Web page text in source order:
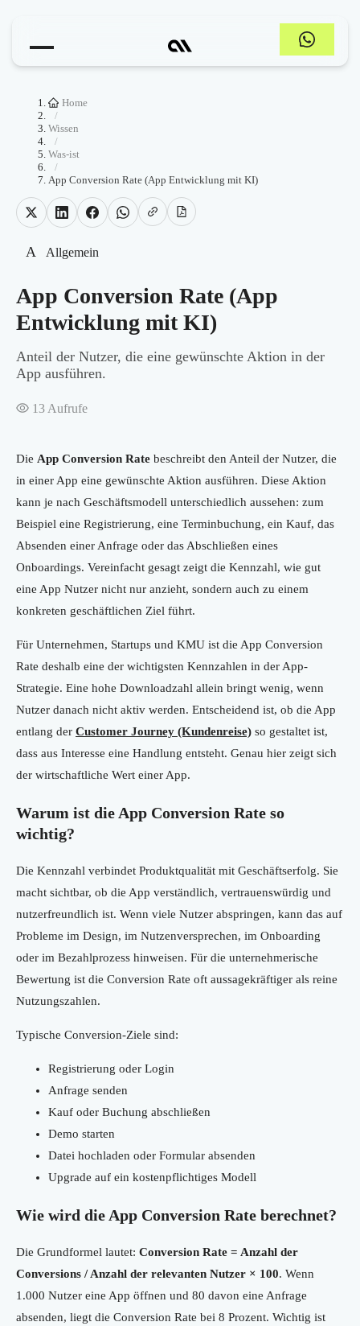
Home
/
Wissen
/
Was-ist
/
App Conversion Rate (App Entwicklung mit KI)
A Allgemein
App Conversion Rate (App
Entwicklung mit KI)
Anteil der Nutzer, die eine gewünschte Aktion in der
App ausführen.
13 Aufrufe
Die App Conversion Rate beschreibt den Anteil der Nutzer, die
in einer App eine gewünschte Aktion ausführen. Diese Aktion
kann je nach Geschäftsmodell unterschiedlich aussehen: zum
Beispiel eine Registrierung, eine Terminbuchung, ein Kauf, das
Absenden einer Anfrage oder das Abschließen eines
Onboardings. Vereinfacht gesagt zeigt die Kennzahl, wie gut
eine App Nutzer nicht nur anzieht, sondern auch zu einem
konkreten geschäftlichen Ziel führt.
Für Unternehmen, Startups und KMU ist die App Conversion
Rate deshalb eine der wichtigsten Kennzahlen in der App-
Strategie. Eine hohe Downloadzahl allein bringt wenig, wenn
Nutzer danach nicht aktiv werden. Entscheidend ist, ob die App
entlang der Customer Journey (Kundenreise) so gestaltet ist,
dass aus Interesse eine Handlung entsteht. Genau hier zeigt sich
der wirtschaftliche Wert einer App.
Warum ist die App Conversion Rate so
wichtig?
Die Kennzahl verbindet Produktqualität mit Geschäftserfolg. Sie
macht sichtbar, ob die App verständlich, vertrauenswürdig und
nutzerfreundlich ist. Wenn viele Nutzer abspringen, kann das auf
Probleme im Design, im Nutzenversprechen, im Onboarding
oder im Bezahlprozess hinweisen. Für die unternehmerische
Bewertung ist die Conversion Rate oft aussagekräftiger als reine
Nutzungszahlen.
Typische Conversion-Ziele sind:
Registrierung oder Login
Anfrage senden
Kauf oder Buchung abschließen
Demo starten
Datei hochladen oder Formular absenden
Upgrade auf ein kostenpflichtiges Modell
Wie wird die App Conversion Rate berechnet?
Die Grundformel lautet: Conversion Rate = Anzahl der
Conversions / Anzahl der relevanten Nutzer × 100. Wenn
1.000 Nutzer eine App öffnen und 80 davon eine Anfrage
absenden, liegt die Conversion Rate bei 8 Prozent. Wichtig ist